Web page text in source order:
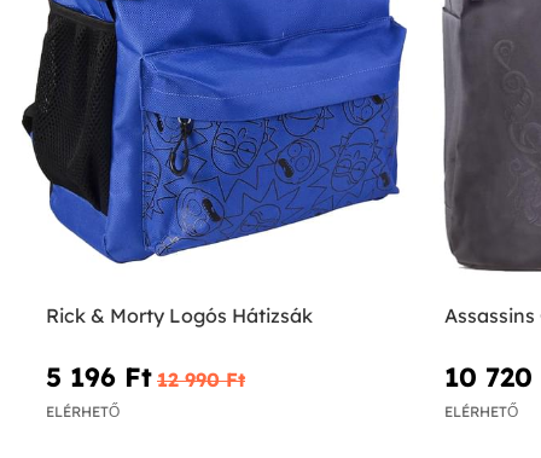
Rick & Morty Logós Hátizsák
5 196 Ft‎ 12 990 Ft‎
ELÉRHETŐ
10 720
ELÉRHETŐ